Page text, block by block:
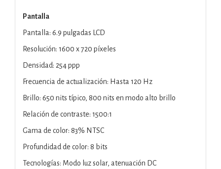
Pantalla
Pantalla: 6.9 pulgadas LCD
Resolución: 1600 x 720 píxeles
Densidad: 254 ppp
Frecuencia de actualización: Hasta 120 Hz
Brillo: 650 nits típico, 800 nits en modo alto brillo
Relación de contraste: 1500:1
Gama de color: 83% NTSC
Profundidad de color: 8 bits
Tecnologías: Modo luz solar, atenuación DC